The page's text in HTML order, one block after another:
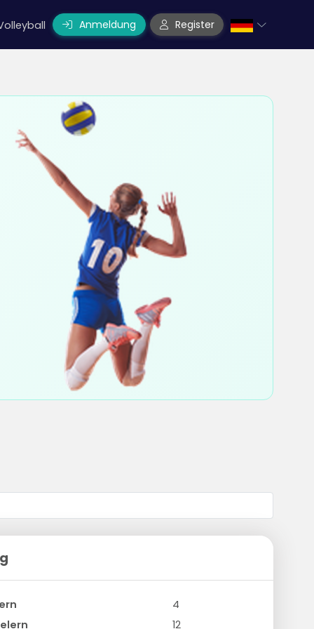
Anmeldung Register
4
12